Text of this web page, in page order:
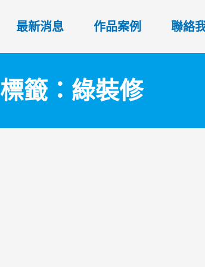
最新消息 作品案例 聯絡
標籤：綠裝修